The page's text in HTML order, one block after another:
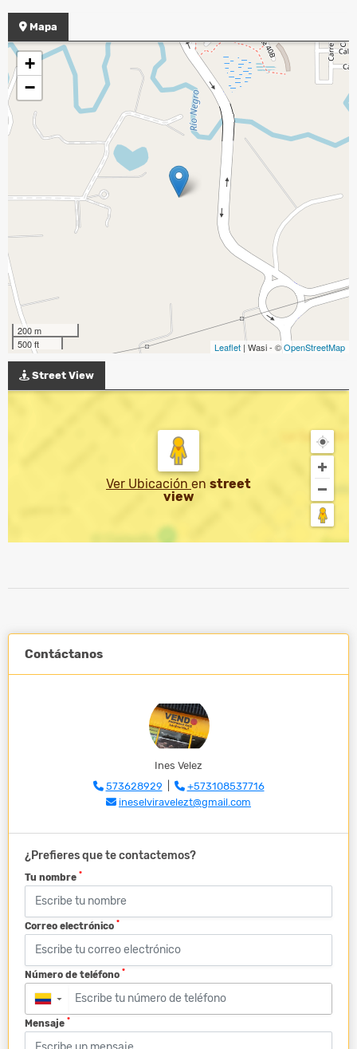
Mapa
+
−
200 m
500 ft
Leaflet | Wasi - ©OpenStreetMap
Street View
Ver Ubicación en street
view
Contáctanos
Ines Velez
573628929
+573108537716
ineselviravelezt@gmail.com
¿Prefieres que te contactemos?
Tu nombre *
Correo electrónico *
Número de teléfono *
▼
Mensaje *